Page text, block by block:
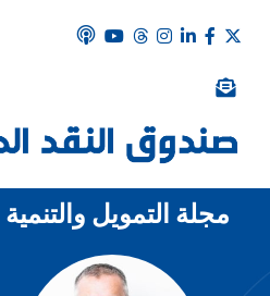
مجلة التمويل والتنمية